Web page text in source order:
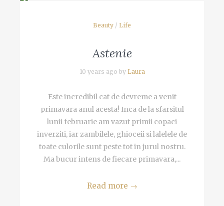
Beauty / Life
Astenie
10 years ago by Laura
Este incredibil cat de devreme a venit
primavara anul acesta! Inca de la sfarsitul
lunii februarie am vazut primii copaci
inverziti, iar zambilele, ghioceii si lalelele de
toate culorile sunt peste tot in jurul nostru.
Ma bucur intens de fiecare primavara,...
Read more →